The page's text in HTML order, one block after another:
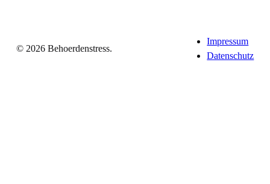
© 2026 Behoerdenstress.
Impressum
Datenschutz